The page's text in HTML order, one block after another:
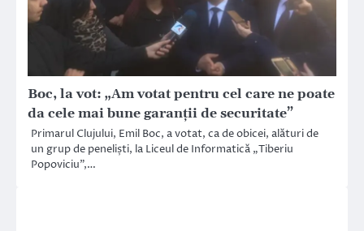
Boc, la vot: „Am votat pentru cel care ne poate
da cele mai bune garanții de securitate”
Primarul Clujului, Emil Boc, a votat, ca de obicei, alături de
un grup de peneliști, la Liceul de Informatică „Tiberiu
Popoviciu”,…